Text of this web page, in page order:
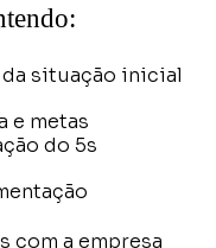
situação inicial
e metas
do 5s
com a empresa